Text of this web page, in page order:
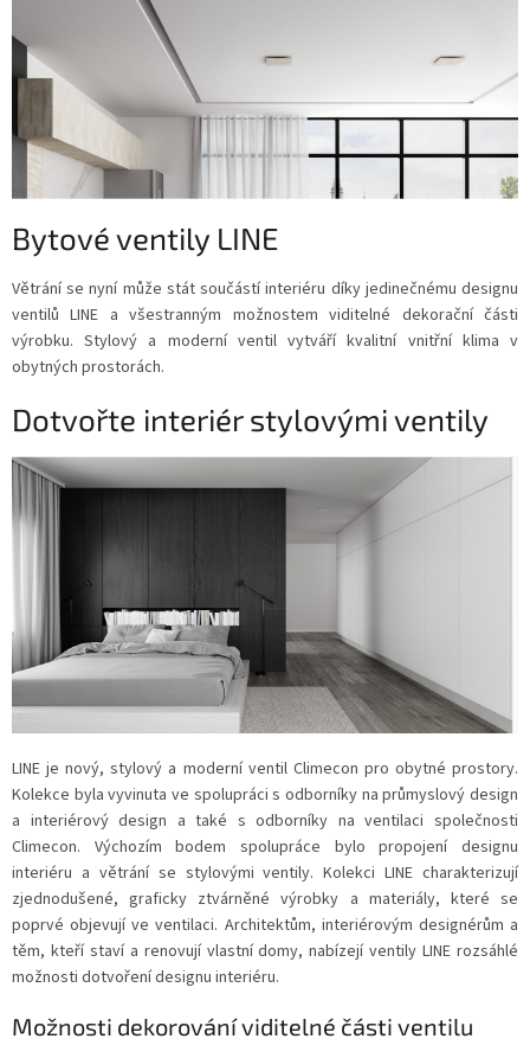
Bytové ventily LINE
Větrání se nyní může stát součástí interiéru díky jedinečnému designu
ventilů LINE a všestranným možnostem viditelné dekorační části
výrobku. Stylový a moderní ventil vytváří kvalitní vnitřní klima v
obytných prostorách.
Dotvořte interiér stylovými ventily
LINE je nový, stylový a moderní ventil Climecon pro obytné prostory.
Kolekce byla vyvinuta ve spolupráci s odborníky na průmyslový design
a interiérový design a také s odborníky na ventilaci společnosti
Climecon. Výchozím bodem spolupráce bylo propojení designu
interiéru a větrání se stylovými ventily. Kolekci LINE charakterizují
zjednodušené, graficky ztvárněné výrobky a materiály, které se
poprvé objevují ve ventilaci. Architektům, interiérovým designérům a
těm, kteří staví a renovují vlastní domy, nabízejí ventily LINE rozsáhlé
možnosti dotvoření designu interiéru.
Možnosti dekorování viditelné části ventilu